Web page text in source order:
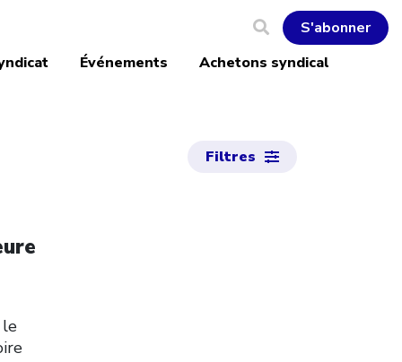
S'abonner
Événements Achetons syndical
Filtres
le